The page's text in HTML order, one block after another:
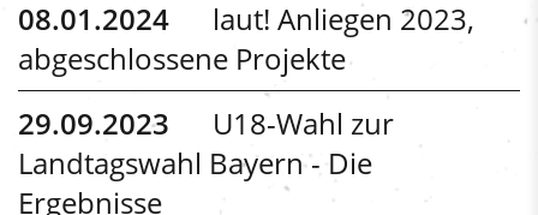
08.01.2024
laut! Anliegen 2023,
abgeschlossene Projekte
29.09.2023
U18-Wahl zur
Landtagswahl Bayern - Die
Ergebnisse